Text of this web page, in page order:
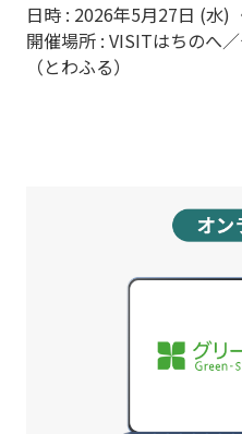
日時 : 2026年5月27日 (水)
開催場所 : VISITはちのへ
（とわふる）